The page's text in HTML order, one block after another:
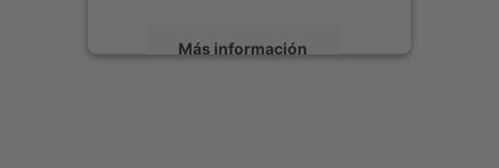
Más información